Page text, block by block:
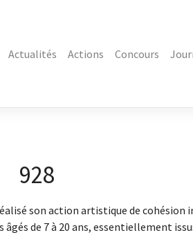
Actualités Actions Concours
928
son action artistique de
âgés de 7 à 20 ans, essentiellement